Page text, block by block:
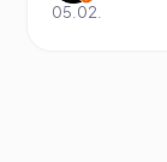
05.02.